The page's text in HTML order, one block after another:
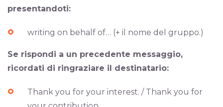
presentandoti:
writing on behalf of… (+ il nome del gruppo.)
Se rispondi a un precedente messaggio,
ricordati di ringraziare il destinatario:
Thank you for your interest. / Thank you for